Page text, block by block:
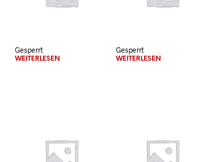
Gesperrt
WEITERLESEN
Gesperrt
WEITERLESEN